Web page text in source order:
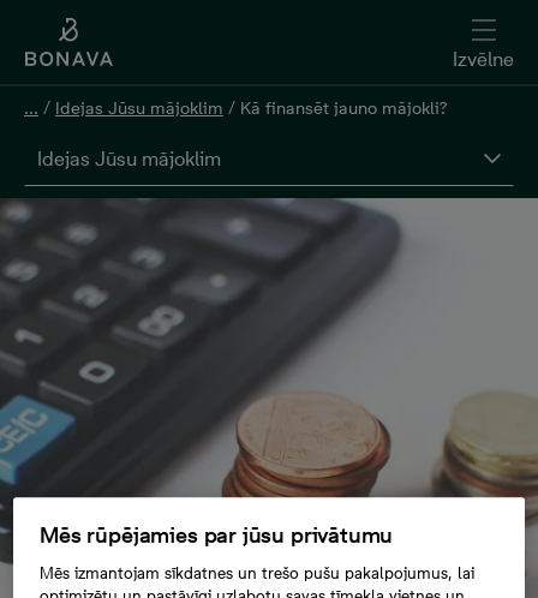
Izvēlne
... / Idejas Jūsu mājoklim / Kā finansēt jauno mājokli?
Idejas Jūsu mājoklim
Mēs rūpējamies par jūsu privātumu
Mēs izmantojam sīkdatnes un trešo pušu pakalpojumus, lai